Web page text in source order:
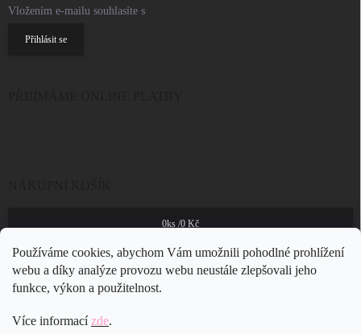
Používáme cookies, abychom Vám umožnili pohodlné prohlížení
webu a díky analýze provozu webu neustále zlepšovali jeho
funkce, výkon a použitelnost.
Více informacízde.
Vložením e-mailu souhlasíte s
Přihlásit se
0ks /0 Kč